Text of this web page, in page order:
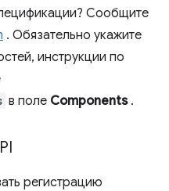
Сообщите
. Обязательно укажите
инструкции по
в поле Components.
регистрацию